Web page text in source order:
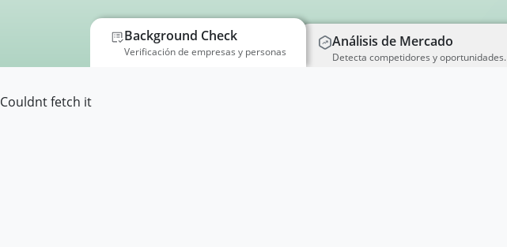
Background Check
Verificación de empresas y personas
Análisis de Mercado
Detecta competidores y oportunidades.
Couldnt fetch it